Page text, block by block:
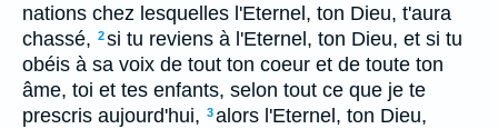
nations chez lesquelles l'Eternel, ton Dieu, t'aura
chassé, 2si tu reviens à l'Eternel, ton Dieu, et si tu
obéis à sa voix de tout ton coeur et de toute ton
âme, toi et tes enfants, selon tout ce que je te
prescris aujourd'hui, 3alors l'Eternel, ton Dieu,